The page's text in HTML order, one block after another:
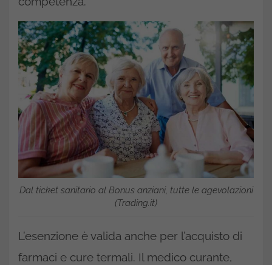
Dal ticket sanitario al Bonus anziani, tutte le agevolazioni
(Trading.it)
L’esenzione è valida anche per l’acquisto di
farmaci e cure termali. Il medico curante,